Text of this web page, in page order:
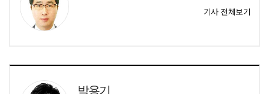
기사 전체보기
박용기